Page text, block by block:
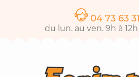
04 73 63
du lun. au ven. 9h à 12h